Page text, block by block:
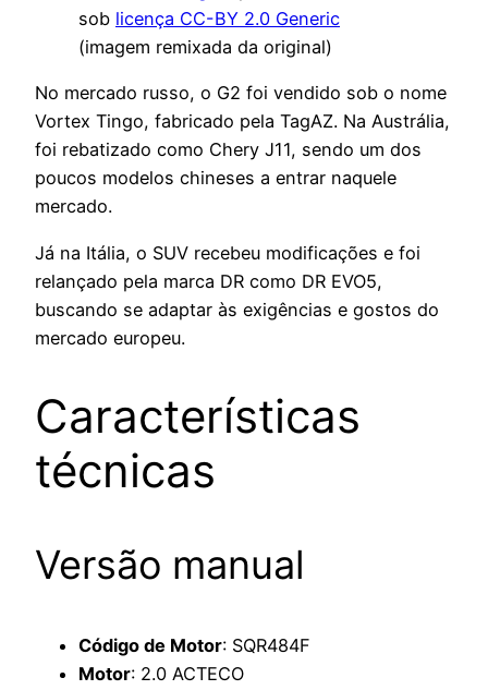
sob licença CC-BY 2.0 Generic
(imagem remixada da original)
No mercado russo, o G2 foi vendido sob o nome
Vortex Tingo, fabricado pela TagAZ. Na Austrália,
foi rebatizado como Chery J11, sendo um dos
poucos modelos chineses a entrar naquele
mercado.
Já na Itália, o SUV recebeu modificações e foi
relançado pela marca DR como DR EVO5,
buscando se adaptar às exigências e gostos do
mercado europeu.
Características
técnicas
Versão manual
Código de Motor: SQR484F
Motor: 2.0 ACTECO